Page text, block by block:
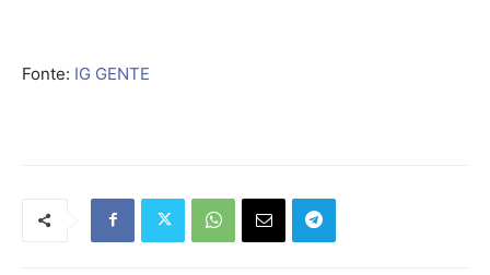
Fonte: IG GENTE